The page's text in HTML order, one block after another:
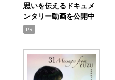
思いを伝えるドキュメ
ンタリー動画を公開中
PR